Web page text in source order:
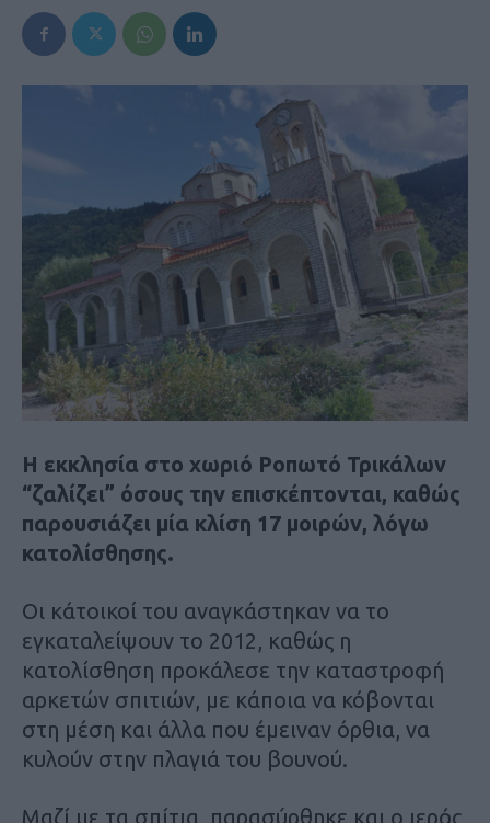
Η εκκλησία στο χωριό Ροπωτό Τρικάλων
“ζαλίζει” όσους την επισκέπτονται, καθώς
παρουσιάζει μία κλίση 17 μοιρών, λόγω
κατολίσθησης.
Οι κάτοικοί του αναγκάστηκαν να το
εγκαταλείψουν το 2012, καθώς η
κατολίσθηση προκάλεσε την καταστροφή
αρκετών σπιτιών, με κάποια να κόβονται
στη μέση και άλλα που έμειναν όρθια, να
κυλούν στην πλαγιά του βουνού.
Μαζί με τα σπίτια, παρασύρθηκε και ο ιερός